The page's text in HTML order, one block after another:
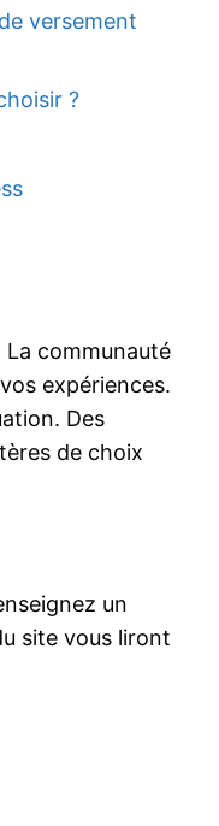
versement
?
La communauté
expériences.
Des
de choix
un
site vous liront